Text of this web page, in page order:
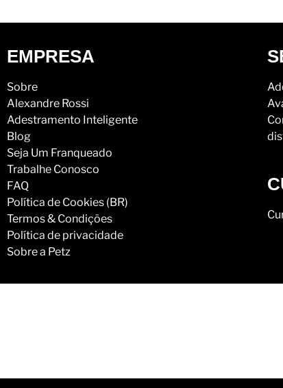
EMPRESA
Sobre
Alexandre Rossi
Adestramento Inteligente
Blog
Seja Um Franqueado
Trabalhe Conosco
FAQ
Política de Cookies (BR)
Termos & Condições
Política de privacidade
Sobre a Petz